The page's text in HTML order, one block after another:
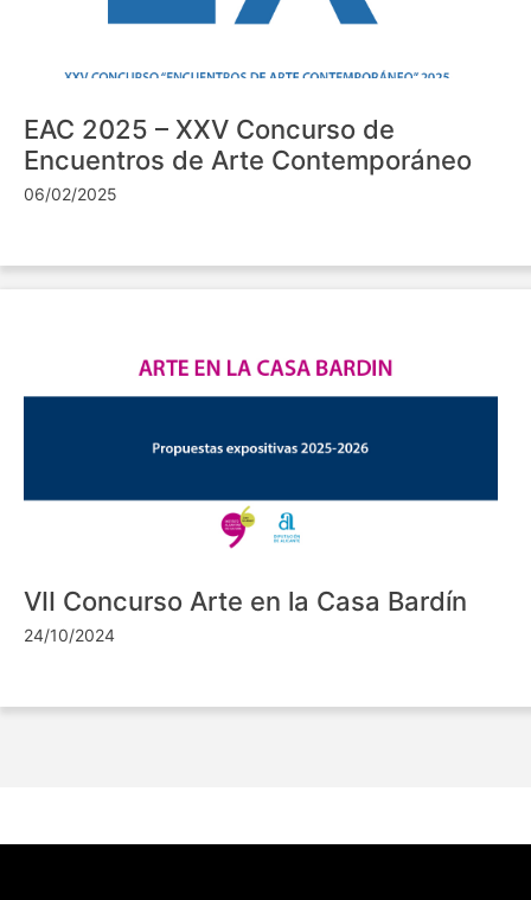
EAC 2025 – XXV Concurso de
Encuentros de Arte Contemporáneo
06/02/2025
VII Concurso Arte en la Casa Bardín
24/10/2024